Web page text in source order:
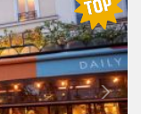
Suivant